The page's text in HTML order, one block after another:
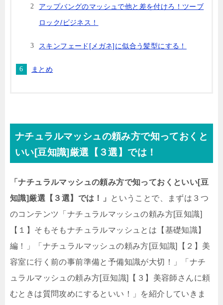
アップバングのマッシュで他と差を付けろ！ツーブ
ロック/ビジネス！
スキンフェード[メガネ]に似合う髪型にする！
まとめ
ナチュラルマッシュの頼み方で知っておくと
いい[豆知識]厳選【３選】では！
「ナチュラルマッシュの頼み方で知っておくといい[豆
知識]厳選【３選】では！」
ということで、まずは３つ
のコンテンツ「ナチュラルマッシュの頼み方[豆知識]
【１】そもそもナチュラルマッシュとは【基礎知識】
編！」「ナチュラルマッシュの頼み方[豆知識]【２】美
容室に行く前の事前準備と予備知識が大切！」「ナチ
ュラルマッシュの頼み方[豆知識]【３】美容師さんに頼
むときは質問攻めにするといい！」を紹介していきま